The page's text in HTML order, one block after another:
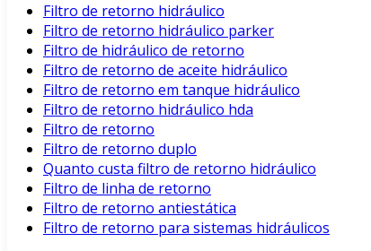
Filtro de retorno hidráulico
Filtro de retorno hidráulico parker
Filtro de hidráulico de retorno
Filtro de retorno de aceite hidráulico
Filtro de retorno em tanque hidráulico
Filtro de retorno hidráulico hda
Filtro de retorno
Filtro de retorno duplo
Quanto custa filtro de retorno hidráulico
Filtro de linha de retorno
Filtro de retorno antiestática
Filtro de retorno para sistemas hidráulicos